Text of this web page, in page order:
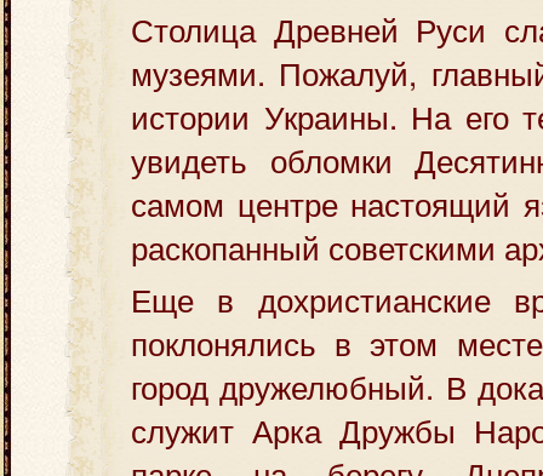
Столица Древней Руси
музеями. Пожалуй,
истории Украины. На его
увидеть обломки
самом центре настоящий
раскопанный советскими
Еще в дохристианские
поклонялись в этом
город дружелюбный. В
служит Арка Дружбы